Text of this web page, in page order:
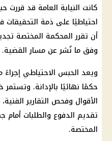
كانت النيابة العامة قد قررت
احتياطيًا على ذمة التحقيقات
وفق ما نُشر عن مسار القضية.
ويعد الحبس الاحتياطي إجراءً
حكمًا نهائيًا بالإدانة.
الأقوال وفحص التقارير
تقديم الدفوع والطلبات أمام
المختصة.